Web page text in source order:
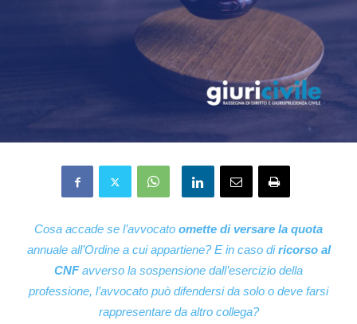
Cosa accade se l’avvocato omette di versare la quota
annuale all’Ordine a cui appartiene? E in caso diricorso al
CNFavverso la sospensione dall’esercizio della
professione, l’avvocato può difendersi da solo o deve farsi
rappresentare da altro collega?